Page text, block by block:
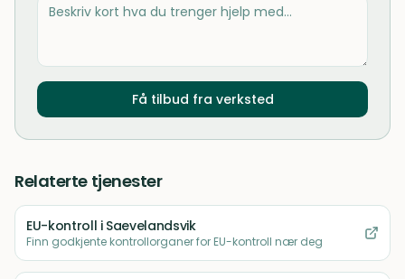
Få tilbud fra verksted
Relaterte tjenester
EU-kontroll i Saevelandsvik
Finn godkjente kontrollorganer for EU-kontroll nær deg